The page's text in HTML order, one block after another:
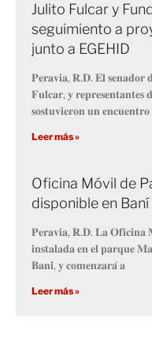
Julito Fulcar y
seguimiento a
junto a EGEHID
𝐏𝐞𝐫𝐚𝐯𝐢𝐚, 𝐑.𝐃. 𝐄𝐥 𝐬𝐞𝐧𝐚𝐝𝐨𝐫
𝐅𝐮𝐥𝐜𝐚𝐫, 𝐲
𝐬𝐨𝐬𝐭𝐮𝐯𝐢𝐞𝐫𝐨𝐧 𝐮𝐧 𝐞𝐧𝐜𝐮𝐞𝐧𝐭𝐫𝐨
Leer más »
Oficina Móvil de
disponible en
𝐏𝐞𝐫𝐚𝐯𝐢𝐚, 𝐑.𝐃. 𝐋𝐚 𝐎𝐟𝐢𝐜𝐢𝐧𝐚
𝐢𝐧𝐬𝐭𝐚𝐥𝐚𝐝𝐚 𝐞𝐧 𝐞𝐥 𝐩𝐚𝐫𝐪𝐮𝐞
𝐁𝐚𝐧𝐢́, 𝐲 𝐜𝐨𝐦𝐞𝐧𝐳𝐚𝐫𝐚́ 𝐚
Leer más »